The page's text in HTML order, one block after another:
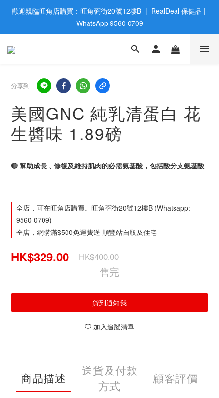
歡迎親臨旺角店購買：旺角弼街20號12樓B  |  RealDeal 保健品 |
WhatsApp 9560 0709
歡迎親臨旺角店購買：旺角弼街20號12樓B  |  RealDeal 保健品 |
WhatsApp 9560 0709
會員大升級 | 於12個月内消費滿$2200，即成爲黃金會員 | 消費滿
網站購買滿$500，免運費送貨 | Free Delivery on HK $500 Online
Order
歡迎親臨旺角店購買：旺角弼街20號12樓B  |  RealDeal 保健品 |
WhatsApp 9560 0709
分享到
美國GNC 純乳清蛋白 花
生醬味 1.89磅
🔴 幫助成長﹑修復及維持肌肉的必需氨基酸，包括酸分支氨基酸
全店，可在旺角店購買。旺角弼街20號12樓B (Whatsapp:
9560 0709)
全店，網購滿$500免運費送 順豐站自取及住宅
HK$329.00 HK$400.00
售完
貨到通知我
加入追蹤清單
商品描述
送貨及付款
方式
顧客評價